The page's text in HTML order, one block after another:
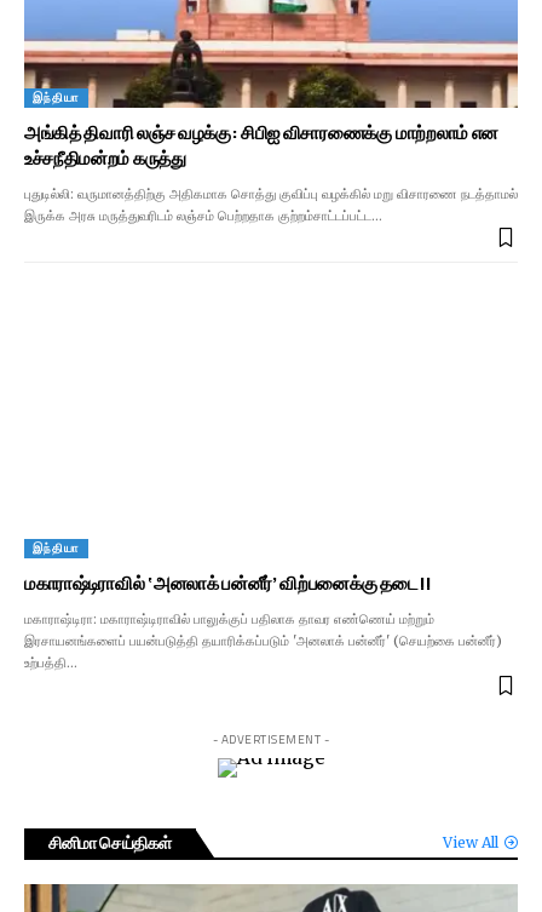
இந்தியா
அங்கித் திவாரி லஞ்ச வழக்கு: சிபிஐ விசாரணைக்கு மாற்றலாம் என
உச்சநீதிமன்றம் கருத்து
புதுடில்லி: வருமானத்திற்கு அதிகமாக சொத்து குவிப்பு வழக்கில் மறு விசாரணை நடத்தாமல்
இருக்க அரசு மருத்துவரிடம் லஞ்சம் பெற்றதாக குற்றம்சாட்டப்பட்ட…
இந்தியா
மகாராஷ்டிராவில் ‘அனலாக் பன்னீர்’ விற்பனைக்கு தடை!!
மகாராஷ்டிரா: மகாராஷ்டிராவில் பாலுக்குப் பதிலாக தாவர எண்ணெய் மற்றும்
இரசாயனங்களைப் பயன்படுத்தி தயாரிக்கப்படும் 'அனலாக் பன்னீர்' (செயற்கை பன்னீர்)
உற்பத்தி…
- ADVERTISEMENT -
சினிமா செய்திகள் View All